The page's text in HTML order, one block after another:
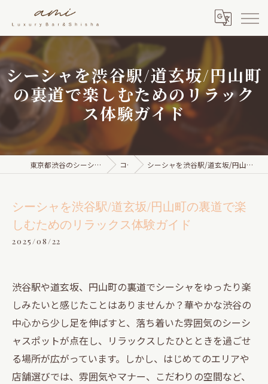
シーシャを渋谷駅/道玄坂/円山町
の裏道で楽しむためのリラック
ス体験ガイド
東京都渋谷のシーシャならami Luxury Bar & Shisha コラム シーシャを渋谷駅/道玄坂/円山町の裏道で楽しむためのリラックス体験ガイド
シーシャを渋谷駅/道玄坂/円山町の裏道で楽
しむためのリラックス体験ガイド
2025/08/22
渋谷駅や道玄坂、円山町の裏道でシーシャをゆったり楽
しみたいと感じたことはありませんか？華やかな渋谷の
中心から少し足を伸ばすと、落ち着いた雰囲気のシーシ
ャスポットが点在し、リラックスしたひとときを過ごせ
る場所が広がっています。しかし、はじめてのエリアや
店舗選びでは、雰囲気やマナー、こだわりの空間など、